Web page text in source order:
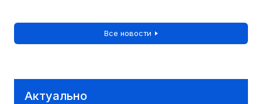
Все новости
Актуально